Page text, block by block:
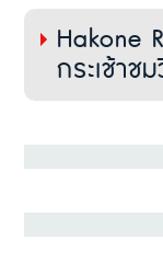
Hakone
กระเช้าช